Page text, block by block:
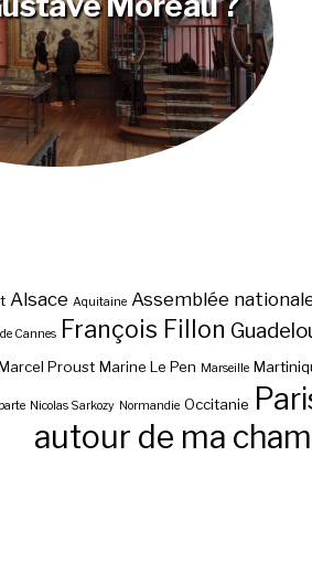
Alsace Aquitaine Assemblée
Cannes François Fillon
Proust Marine Le Pen Marseille
Nicolas Sarkozy Normandie Occitanie
autour de ma